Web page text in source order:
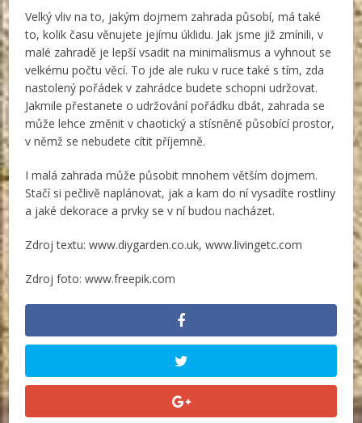
Velký vliv na to, jakým dojmem zahrada působí, má také
to, kolik času věnujete jejímu úklidu. Jak jsme již zmínili, v
malé zahradě je lepší vsadit na minimalismus a vyhnout se
velkému počtu věcí. To jde ale ruku v ruce také s tím, zda
nastolený pořádek v zahrádce budete schopni udržovat.
Jakmile přestanete o udržování pořádku dbát, zahrada se
může lehce změnit v chaotický a stísněně působící prostor,
v němž se nebudete cítit příjemně.
I malá zahrada může působit mnohem větším dojmem.
Stačí si pečlivě naplánovat, jak a kam do ní vysadíte rostliny
a jaké dekorace a prvky se v ní budou nacházet.
Zdroj textu: www.diygarden.co.uk, www.livingetc.com
Zdroj foto: www.freepik.com